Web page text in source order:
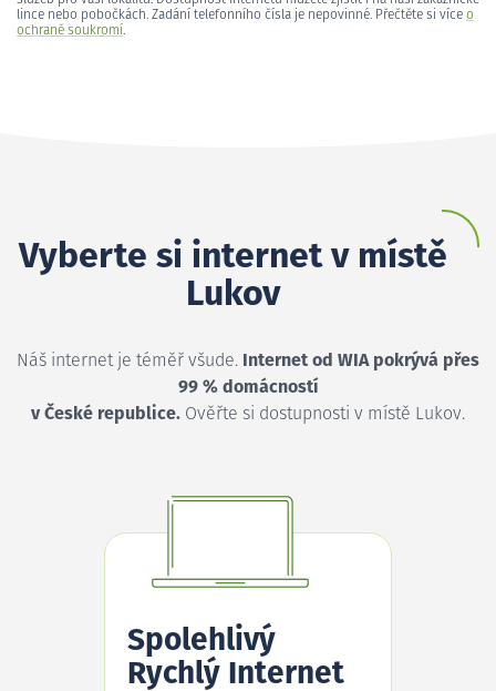
lince nebo pobočkách. Zadání telefonního čísla je nepovinné. Přečtěte si více o
ochraně soukromí.
Vyberte si internet v místě
Lukov
Náš internet je téměř všude. Internet od WIA pokrývá přes
99 % domácností
v České republice. Ověřte si dostupnosti v místě Lukov.
Spolehlivý
Rychlý Internet